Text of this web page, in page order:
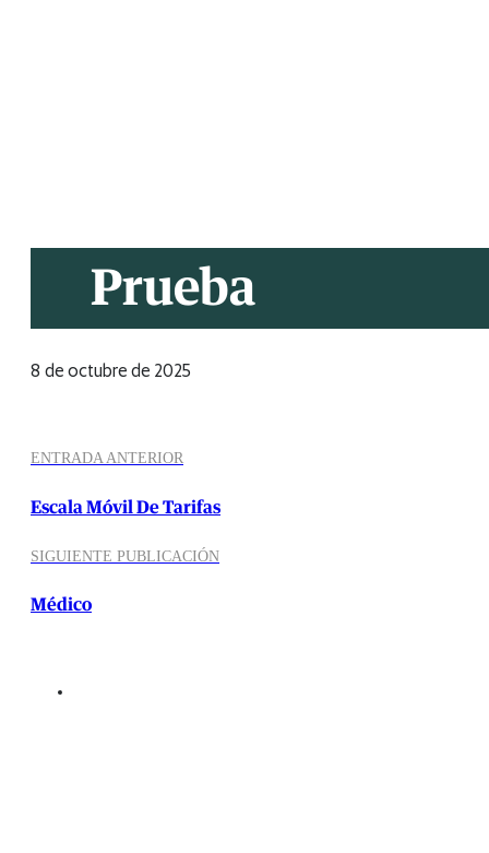
Prueba
8 de octubre de 2025
ENTRADA ANTERIOR
Escala Móvil De Tarifas
SIGUIENTE PUBLICACIÓN
Médico